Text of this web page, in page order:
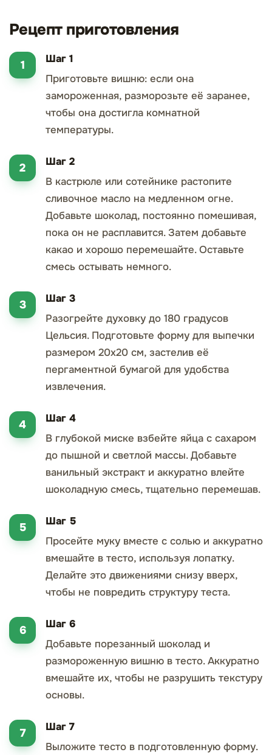
Рецепт приготовления
Шаг 1
Приготовьте вишню: если она
замороженная, разморозьте её заранее,
чтобы она достигла комнатной
температуры.
Шаг 2
В кастрюле или сотейнике растопите
сливочное масло на медленном огне.
Добавьте шоколад, постоянно помешивая,
пока он не расплавится. Затем добавьте
какао и хорошо перемешайте. Оставьте
смесь остывать немного.
Шаг 3
Разогрейте духовку до 180 градусов
Цельсия. Подготовьте форму для выпечки
размером 20x20 см, застелив её
пергаментной бумагой для удобства
извлечения.
Шаг 4
В глубокой миске взбейте яйца с сахаром
до пышной и светлой массы. Добавьте
ванильный экстракт и аккуратно влейте
шоколадную смесь, тщательно перемешав.
Шаг 5
Просейте муку вместе с солью и аккуратно
вмешайте в тесто, используя лопатку.
Делайте это движениями снизу вверх,
чтобы не повредить структуру теста.
Шаг 6
Добавьте порезанный шоколад и
размороженную вишню в тесто. Аккуратно
вмешайте их, чтобы не разрушить текстуру
основы.
Шаг 7
Выложите тесто в подготовленную форму.